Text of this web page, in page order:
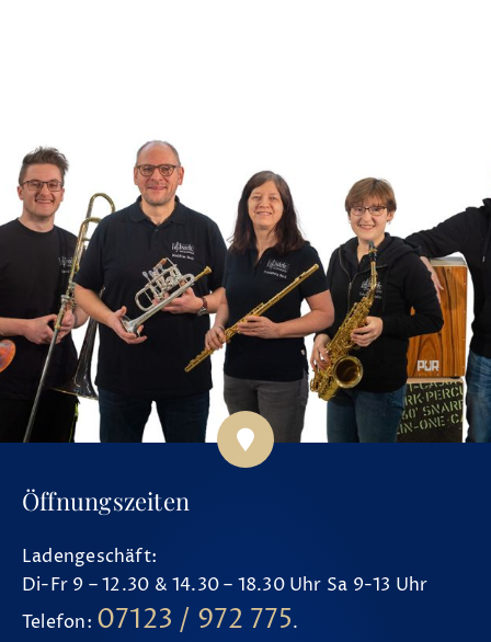
Öffnungszeiten
Ladengeschäft:
Di-Fr 9 – 12.30 & 14.30 – 18.30 Uhr Sa 9-13 Uhr
Telefon: 07123 / 972 775.